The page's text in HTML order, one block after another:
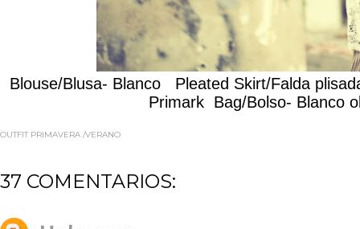
Blouse/Blusa- Blanco Pleated Skirt/Falda
Primark Bag/Bolso- Blanco
OUTFIT PRIMAVERA /VERANO
37 COMENTARIOS: